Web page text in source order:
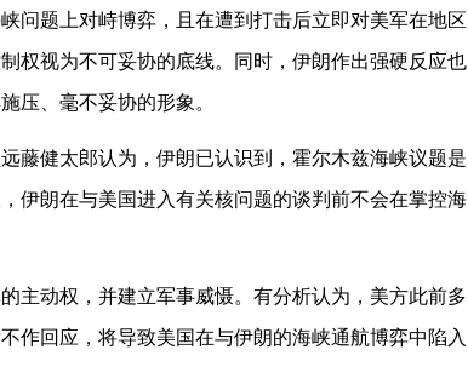
问题上对峙博弈，且在遭到打击后立即对美军在地区
权视为不可妥协的底线。同时，伊朗作出强硬反应也
压、毫不妥协的形象。
藤健太郎认为，伊朗已认识到，霍尔木兹海峡议题是
伊朗在与美国进入有关核问题的谈判前不会在掌控海
主动权，并建立军事威慑。有分析认为，美方此前多
作回应，将导致美国在与伊朗的海峡通航博弈中陷入